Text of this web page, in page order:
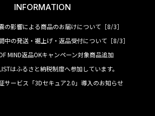
INFORMATION
の影響による商品のお届けについて［8/3］
中の発送・裾上げ・返品受付について［8/3］
MIND返品OKキャンペーン対象商品追加
はふるさと納税制度へ参加しています。
サービス「3Dセキュア2.0」導入のお知らせ